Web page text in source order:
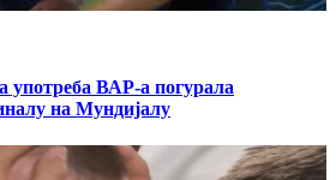
употреба ВАР-а погурала
на Мундијалу